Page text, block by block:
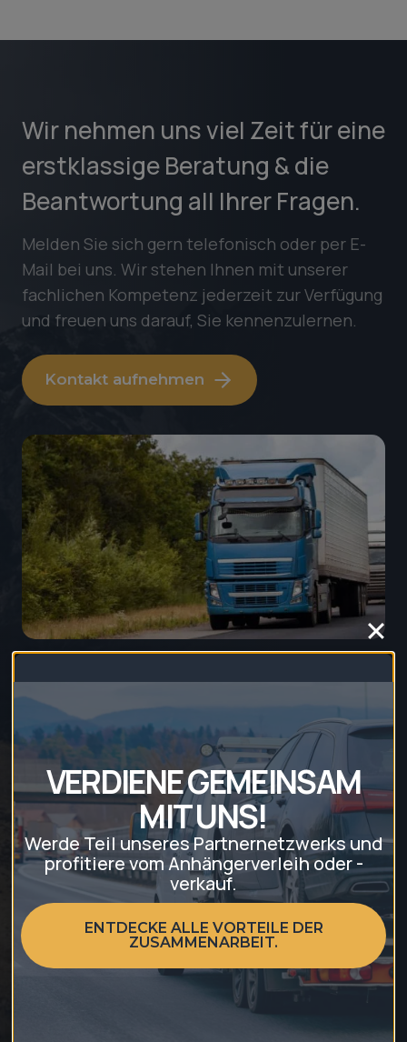
Wir nehmen uns viel Zeit für eine
erstklassige Beratung & die
Beantwortung all Ihrer Fragen.
Melden Sie sich gern telefonisch oder per E-
Mail bei uns. Wir stehen Ihnen mit unserer
fachlichen Kompetenz jederzeit zur Verfügung
und freuen uns darauf, Sie kennenzulernen.
Kontakt aufnehmen
VERDIENE GEMEINSAM
MIT UNS!
Werde Teil unseres Partnernetzwerks und
profitiere vom Anhängerverleih oder -
verkauf.
ENTDECKE ALLE VORTEILE DER
ZUSAMMENARBEIT.